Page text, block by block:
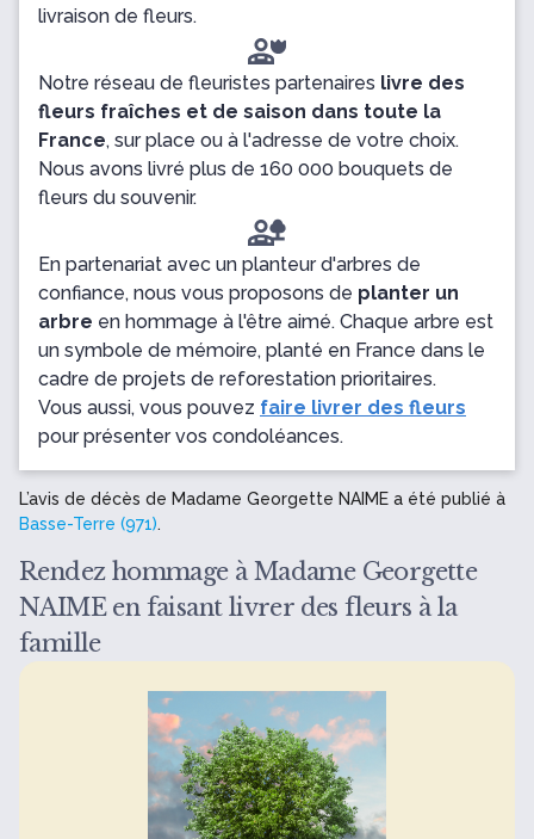
livraison de fleurs.
Notre réseau de fleuristes partenaires livre des
fleurs fraîches et de saison dans toute la
France, sur place ou à l'adresse de votre choix.
Nous avons livré plus de 160 000 bouquets de
fleurs du souvenir.
En partenariat avec un planteur d'arbres de
confiance, nous vous proposons de planter un
arbre en hommage à l'être aimé. Chaque arbre est
un symbole de mémoire, planté en France dans le
cadre de projets de reforestation prioritaires.
Vous aussi, vous pouvez faire livrer des fleurs
pour présenter vos condoléances.
L’avis de décès de Madame Georgette NAIME a été publié à
Basse-Terre (971).
Rendez hommage à Madame Georgette
NAIME en faisant livrer des fleurs à la
famille